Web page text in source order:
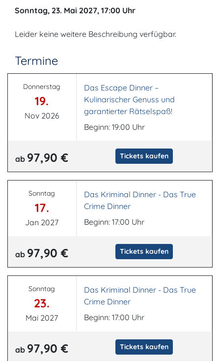
Sonntag, 23. Mai 2027, 17:00 Uhr
Leider keine weitere Beschreibung verfügbar.
Termine
Donnerstag
19.
Nov 2026
Das Escape Dinner –
Kulinarischer Genuss und
garantierter Rätselspaß!
Beginn: 19:00 Uhr
ab 97,90 € Tickets kaufen
Sonntag
17.
Jan 2027
Das Kriminal Dinner - Das True
Crime Dinner
Beginn: 17:00 Uhr
ab 97,90 € Tickets kaufen
Sonntag
23.
Mai 2027
Das Kriminal Dinner - Das True
Crime Dinner
Beginn: 17:00 Uhr
ab 97,90 € Tickets kaufen